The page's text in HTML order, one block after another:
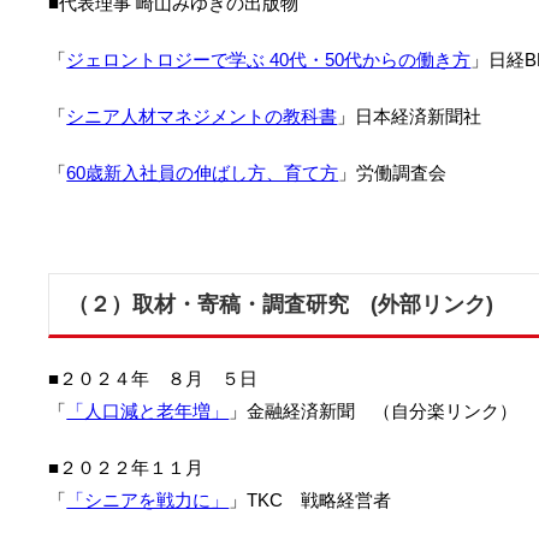
「ジェロントロジーで学ぶ 40代・50代からの働き方 」日経
「シニア人材マネジメントの教科書 」日本経済新聞社
「60歳新入社員の伸ばし方、育て方 」労働調査会
（２）取材・寄稿・調査研究 (外部リンク)
■２０２４年 ８月 ５日
「 「人口減と老年増」 」金融経済新聞 （自分楽リンク）
■２０２２年１１月
「 「シニアを戦力に」 」TKC 戦略経営者